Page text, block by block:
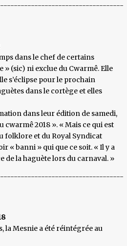
dans le chef de certains
» (sic) ni exclue du Cwarmê. Elle
s’éclipse pour le prochain
dans le cortège et elles
dans leur édition de samedi,
2018 ». « Mais ce qui est
folklore et du Royal Syndicat
« banni » qui que ce soit. « Il y a
de la haguète lors du carnaval. »
la Mesnie a été réintégrée au